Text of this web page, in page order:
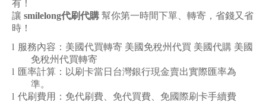
有！
讓 smilelong代刷代購 幫你第一時間下單、轉寄，省錢又省
時！
l 服務內容：美國代買轉寄 美國免稅州代買 美國代購 美國
免稅州代買轉寄
l 匯率計算：以刷卡當日台灣銀行現金賣出實際匯率為
準。
l 代刷費用：免代刷費、免代買費、免國際刷卡手續費